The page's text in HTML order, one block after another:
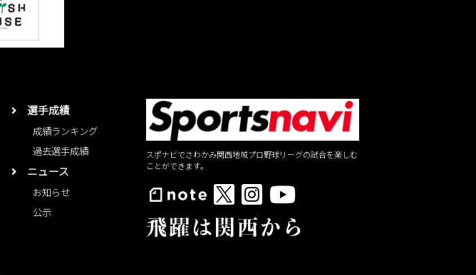
選手成績
成績ランキング
過去選手成績
ニュース
お知らせ
公示
スポナビでさわかみ関西地域プロ野球リーグの試合を楽しむ
ことができます。